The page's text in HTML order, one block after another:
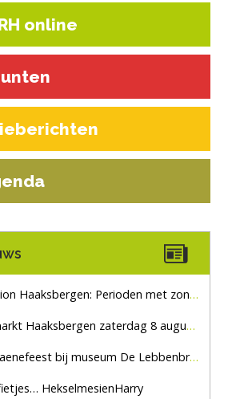
online
Haaksbergen: Perioden met zon en droog
zaterdag 8 augustus, marktplein Haaksbergen
bij museum De Lebbenbrugge
HekselmesienHarry